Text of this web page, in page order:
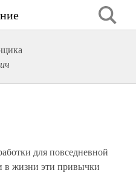
для повседневной
в жизни эти привычки